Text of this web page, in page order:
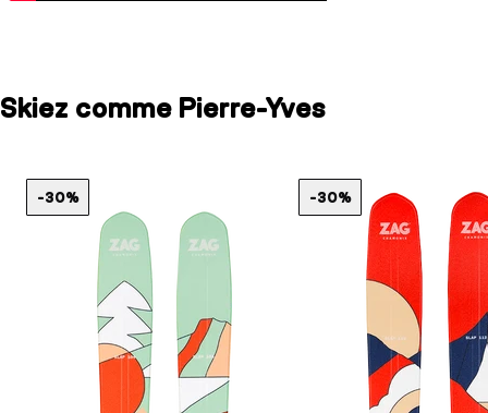
Skiez comme Pierre-Yves
-30% -30%